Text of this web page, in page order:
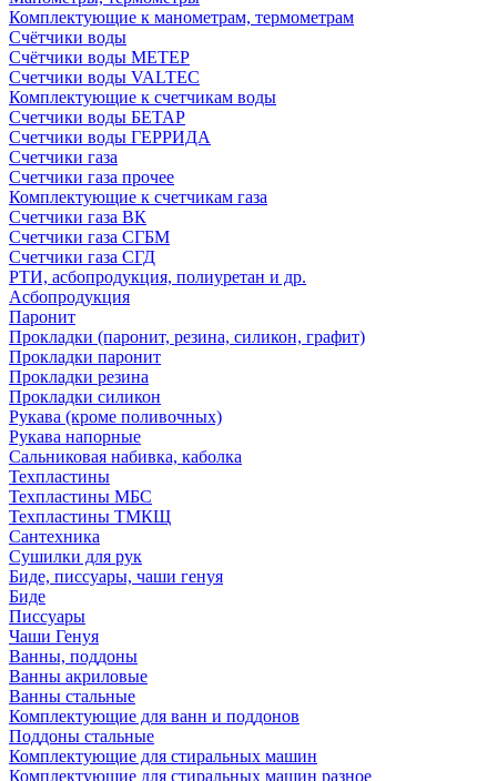
Комплектующие к манометрам, термометрам
Счётчики воды
Счётчики воды МЕТЕР
Счетчики воды VALTEC
Комплектующие к счетчикам воды
Счетчики воды БЕТАР
Счетчики воды ГЕРРИДА
Счетчики газа
Счетчики газа прочее
Комплектующие к счетчикам газа
Счетчики газа ВК
Счетчики газа СГБМ
Счетчики газа СГД
РТИ, асбопродукция, полиуретан и др.
Асбопродукция
Паронит
Прокладки (паронит, резина, силикон, графит)
Прокладки паронит
Прокладки резина
Прокладки силикон
Рукава (кроме поливочных)
Рукава напорные
Сальниковая набивка, каболка
Техпластины
Техпластины МБС
Техпластины ТМКЩ
Сантехника
Сушилки для рук
Биде, писсуары, чаши генуя
Биде
Писсуары
Чаши Генуя
Ванны, поддоны
Ванны акриловые
Ванны стальные
Комплектующие для ванн и поддонов
Поддоны стальные
Комплектующие для стиральных машин
Комплектующие для стиральных машин разное